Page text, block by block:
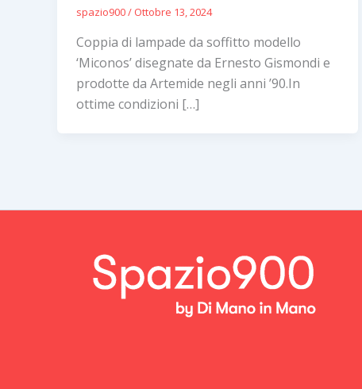
spazio900/ Ottobre 13, 2024
Coppia di lampade da soffitto modello
‘Miconos’ disegnate da Ernesto Gismondi e
prodotte da Artemide negli anni ’90.In
ottime condizioni […]